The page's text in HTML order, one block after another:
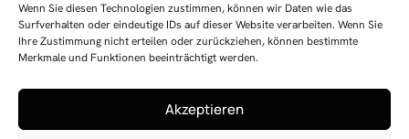
Wenn Sie diesen Technologien zustimmen, können wir Daten wie das
Surfverhalten oder eindeutige IDs auf dieser Website verarbeiten. Wenn Sie
Ihre Zustimmung nicht erteilen oder zurückziehen, können bestimmte
Merkmale und Funktionen beeinträchtigt werden.
Akzeptieren